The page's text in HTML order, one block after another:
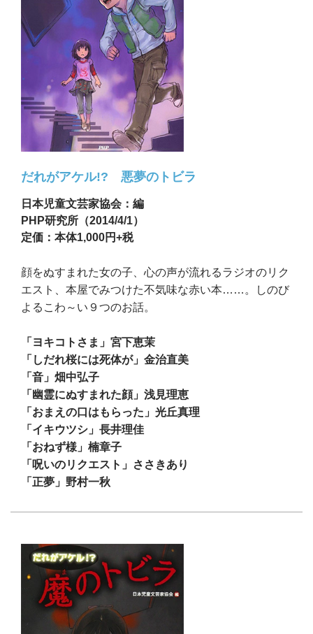
だれがアケル!? 悪夢のトビラ
日本児童文芸家協会：編
PHP研究所（2014/4/1）
定価：本体1,000円+税
顔をぬすまれた女の子、心の声が流れるラジオのリク
エスト、本屋でみつけた不気味な赤い本……。しのび
よるこわ～い９つのお話。
「ヨキコトさま」宮下恵茉
「しだれ桜には死体が」金治直美
「音」畑中弘子
「幽霊にぬすまれた顔」浅見理恵
「おまえの口はもらった」光丘真理
「イキウツシ」長井理佳
「おねず様」楠章子
「呪いのリクエスト」ささきあり
「正夢」野村一秋